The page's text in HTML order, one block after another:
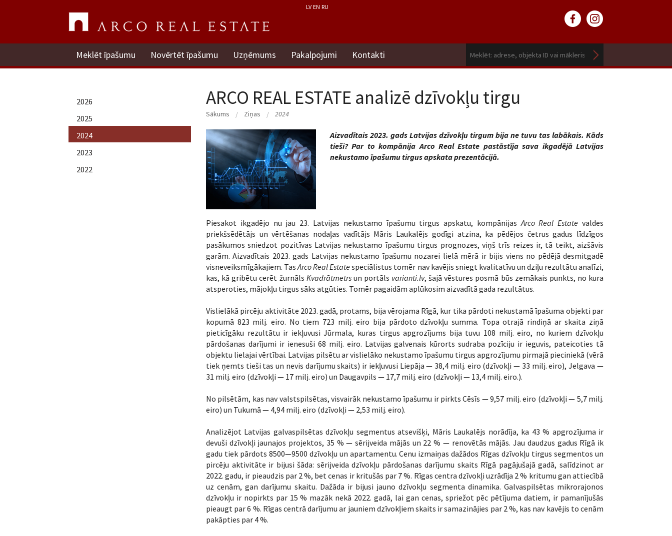
LV EN RU
Meklēt īpašumu Novērtēt īpašumu Uzņēmums Pakalpojumi Kontakti
2026
2025
2024
2023
2022
ARCO REAL ESTATE analizē dzīvokļu tirgu
Sākums Ziņas 2024
Aizvadītais 2023. gads Latvijas dzīvokļu tirgum bija ne tuvu tas labākais. Kāds
tieši? Par to kompānija Arco Real Estate pastāstīja sava ikgadējā Latvijas
nekustamo īpašumu tirgus apskata prezentācijā.
Piesakot ikgadējo nu jau 23. Latvijas nekustamo īpašumu tirgus apskatu, kompānijasArco Real Estate valdes
priekšsēdētājs un vērtēšanas nodaļas vadītājs Māris Laukalējs godīgi atzina, ka pēdējos četrus gadus līdzīgos
pasākumos sniedzot pozitīvas Latvijas nekustamo īpašumu tirgus prognozes, viņš trīs reizes ir, tā teikt, aizšāvis
garām. Aizvadītais 2023. gads Latvijas nekustamo īpašumu nozarei lielā mērā ir bijis viens no pēdējā desmitgadē
visneveiksmīgākajiem. TasArco Real Estatespeciālistus tomēr nav kavējis sniegt kvalitatīvu un dziļu rezultātu analīzi,
kas, kā gribētu cerēt žurnāls Kvadrātmetrsun portāls varianti.lv, šajā vēstures posmā būs zemākais punkts, no kura
atsperoties, mājokļu tirgus sāks atgūties. Tomēr pagaidām aplūkosim aizvadītā gada rezultātus.
Vislielākā pircēju aktivitāte 2023. gadā, protams, bija vērojama Rīgā, kur tika pārdoti nekustamā īpašuma objekti par
kopumā 823 milj. eiro. No tiem 723 milj. eiro bija pārdoto dzīvokļu summa. Topa otrajā rindiņā ar skaita ziņā
pieticīgāku rezultātu ir iekļuvusi Jūrmala, kuras tirgus apgrozījums bija tuvu 108 milj. eiro, no kuriem dzīvokļu
pārdošanas darījumi ir ienesuši 68 milj. eiro. Latvijas galvenais kūrorts sudraba pozīciju ir ieguvis, pateicoties tā
objektu lielajai vērtībai. Latvijas pilsētu ar vislielāko nekustamo īpašumu tirgus apgrozījumu pirmajā pieciniekā (vērā
tiek ņemts tieši tas un nevis darījumu skaits) ir iekļuvusi Liepāja — 38,4 milj. eiro (dzīvokļi — 33 milj. eiro), Jelgava —
31 milj. eiro (dzīvokļi — 17 milj. eiro) un Daugavpils — 17,7 milj. eiro (dzīvokļi — 13,4 milj. eiro.).
No pilsētām, kas nav valstspilsētas, visvairāk nekustamo īpašumu ir pirkts Cēsīs — 9,57 milj. eiro (dzīvokļi — 5,7 milj.
eiro) un Tukumā — 4,94 milj. eiro (dzīvokļi — 2,53 milj. eiro).
Analizējot Latvijas galvaspilsētas dzīvokļu segmentus atsevišķi, Māris Laukalējs norādīja, ka 43 % apgrozījuma ir
devuši dzīvokļi jaunajos projektos, 35 % — sērijveida mājās un 22 % — renovētās mājās. Jau daudzus gadus Rīgā ik
gadu tiek pārdots 8500—9500 dzīvokļu un apartamentu. Cenu izmaiņas dažādos Rīgas dzīvokļu tirgus segmentos un
pircēju aktivitāte ir bijusi šāda: sērijveida dzīvokļu pārdošanas darījumu skaits Rīgā pagājušajā gadā, salīdzinot ar
2022. gadu, ir pieaudzis par 2 %, bet cenas ir kritušās par 7 %. Rīgas centra dzīvokļi uzrādīja 2 % kritumu gan attiecībā
uz cenām, gan darījumu skaitu. Dažāda ir bijusi jauno dzīvokļu segmenta dinamika. Galvaspilsētas mikrorajonos
dzīvokļu ir nopirkts par 15 % mazāk nekā 2022. gadā, lai gan cenas, spriežot pēc pētījuma datiem, ir pamanījušās
pieaugt par 6 %. Rīgas centrā darījumu ar jauniem dzīvokļiem skaits ir samazinājies par 2 %, kas nav kavējis to cenām
pakāpties par 4 %.